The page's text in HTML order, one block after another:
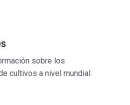
sobre los
cultivos a nivel mundial.